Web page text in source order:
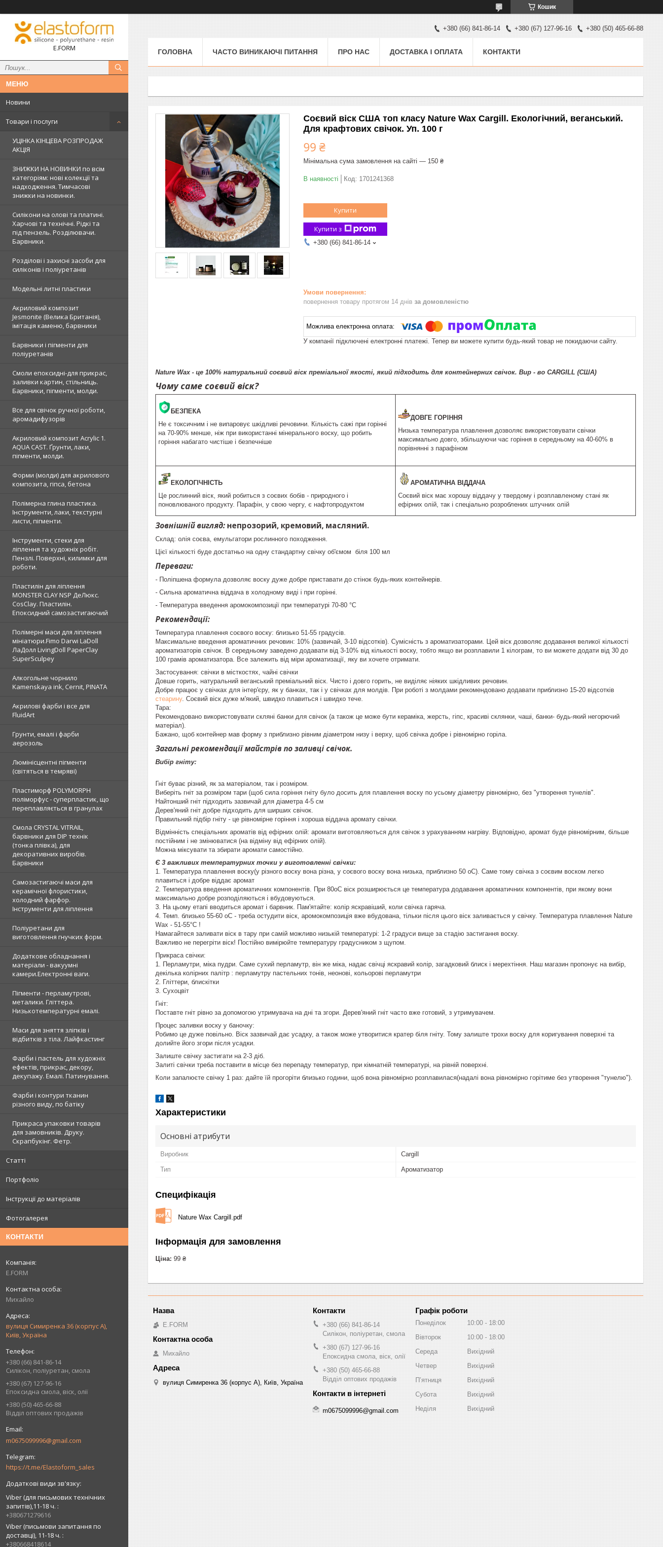
Кошик
E.FORM
Новини
Товари і послуги
УЦІНКА КІНЦЕВА РОЗПРОДАЖ
АКЦІЯ
ЗНИЖКИ НА НОВИНКИ по всім
категоріям: нові колекцїї та
надходження. Тимчасові
знижки на новинки.
Силікони на олові та платині.
Харчові та технічні. Рідкі та
під пензель. Розділювачи.
Барвники.
Розділові і захисні засоби для
силіконів і поліуретанів
Модельні литні пластики
Акриловий композит
Jesmonite (Велика Британія),
імітація каменю, барвники
Барвники і пігменти для
поліуретанів
Смоли епоксидні-для прикрас,
заливки картин, стільниць.
Барвники, пігменти, молди.
Все для свічок ручної роботи,
аромадифузорів
Акриловий композит Acrylic 1.
AQUA CAST. Ґрунти, лаки,
пігменти, молди.
Форми (молди) для акрилового
композита, гіпса, бетона
Полімерна глина пластика.
Інструменти, лаки, текстурні
листи, пігменти.
Інструменти, стеки для
ліплення та художніх робіт.
Пензлі. Поверхні, килимки для
роботи.
Пластилін для ліплення
MONSTER CLAY NSP ДеЛюкс.
CosClay. Пластилін.
Епоксидний самозастигаючий
Полімерні маси для ліплення
мініатюри.Fimo Darwi LaDoll
ЛаДолл LivingDoll PaperClay
SuperSculpey
Алкогольне чорнило
Kamenskaya ink, Cernit, PINATA
Акрилові фарби і все для
FluidArt
Грунти, емалі і фарби
аерозоль
Люмінісцентні пігменти
(світяться в темряві)
Пластиморф POLYMORPH
поліморфус - суперпластик, що
переплавляється в гранулах
Смола CRYSTAL VITRAIL,
барвники для DIP технік
(тонка плівка), для
декоративних виробів.
Барвники
Самозастигаючі маси для
керамічної флористики,
холодний фарфор.
Інструменти для ліплення
Поліуретани для
виготовлення гнучких форм.
Додаткове обладнання і
матеріали - вакуумні
камери.Електронні ваги.
Пігменти - перламутрові,
металики. Гліттера.
Низькотемпературні емалі.
Маси для зняття зліпків і
відбитків з тіла. Лайфкастинг
Фарби і пастель для художніх
ефектів, прикрас, декору,
декупажу. Емалі. Патинування.
Фарби і контури тканин
різного виду, по батіку
Прикраса упаковки товарів
для замовників. Друку.
Скрапбукінг. Фетр.
Статті
Портфоліо
Інструкції до матеріалів
Фотогалерея
КОНТАКТИ
E.FORM
Михайло
вулиця Симиренка 36 (корпус А),
Київ, Україна
+380 (66) 841-86-14
Силікон, поліуретан, смола
+380 (67) 127-96-16
Епоксидна смола, віск, олії
+380 (50) 465-66-88
Відділ оптових продажів
m0675099996@gmail.com
https://t.me/Elastoform_sales
Viber (для письмових технічних
запитів),11-18 ч.
+380671279616
Viber (письмови запитання по
доставці), 11-18 ч.
+380668418614
+380 (66) 841-86-14 +380 (67) 127-96-16 +380 (50) 465-66-88
ГОЛОВНА ЧАСТО ВИНИКАЮЧІ ПИТАННЯ ПРО НАС ДОСТАВКА І ОПЛАТА КОНТАКТИ
Соєвий віск США топ класу Nature Wax Cargill. Екологічний, веганський.
Для крафтових свічок. Уп. 100 г
99 ₴
Мінімальна сума замовлення на сайті — 150 ₴
В наявності Код: 1701241368
Купити
Купити з
+380 (66) 841-86-14
повернення товару протягом 14 днів за домовленістю
У компанії підключені електронні платежі. Тепер ви можете купити будь-який товар не покидаючи сайту.
Nature Wax - це 100% натуральний соєвий віск преміальної якості, який підходить для контейнерних свічок. Вир - во CARGILL (США)
Чому саме соєвий віск?
БЕЗПЕКА
Не є токсичним і не випаровує шкідливі речовини. Кількість сажі при горінні
на 70-90% менше, ніж при використанні мінерального воску, що робить
горіння набагато чистіше і безпечніше
ДОВГЕ ГОРІННЯ
Низька температура плавлення дозволяє використовувати свічки
максимально довго, збільшуючи час горіння в середньому на 40-60% в
порівнянні з парафіном
ЕКОЛОГІЧНІСТЬ
Це рослинний віск, який робиться з соєвих бобів - природного і
поновлюваного продукту. Парафін, у свою чергу, є нафтопродуктом
АРОМАТИЧНА ВІДДАЧА
Соєвий віск має хорошу віддачу у твердому і розплавленому стані як
ефірних олій, так і спеціально розроблених штучних олій
Зовнішній вигляд:непрозорий, кремовий, масляний.
Склад: олія соєва, емульгатори рослинного походження.
Цієї кількості буде достатньо на одну стандартну свічку об'ємом біля 100 мл
Переваги:
- Поліпшена формула дозволяє воску дуже добре приставати до стінок будь-яких контейнерів.
- Сильна ароматична віддача в холодному виді і при горінні.
- Температура введення аромокомпозиції при температурі 70-80 °C
Рекомендації:
Температура плавлення соєвого воску: близько 51-55 градусів.
Максимальне введення ароматичних речовин: 10% (зазвичай, 3-10 відсотків). Сумісність з ароматизаторами. Цей віск дозволяє додавання великої кількості
ароматизаторів свічок. В середньому заведено додавати від 3-10% від кількості воску, тобто якщо ви розплавили 1 кілограм, то ви можете додати від 30 до
100 грамів ароматизатора. Все залежить від міри ароматизації, яку ви хочете отримати.
Застосування: свічки в місткостях, чайні свічки
Довше горить, натуральний веганський преміальний віск. Чисто і довго горить, не виділяє ніяких шкідливих речовин.
Добре працює у свічках для інтер'єру, як у банках, так і у свічках для молдів. При роботі з молдами рекомендовано додавати приблизно 15-20 відсотків
стеарину. Соєвий віск дуже м'який, швидко плавиться і швидко тече.
Тара:
Рекомендовано використовувати скляні банки для свічок (а також це може бути кераміка, жерсть, гіпс, красиві склянки, чаші, банки- будь-який негорючий
матеріал).
Бажано, щоб контейнер мав форму з приблизно рівним діаметром низу і верху, щоб свічка добре і рівномірно горіла.
Загальні рекомендації майстрів по заливці свічок.
Вибір гніту:
Гніт буває різний, як за матеріалом, так і розміром.
Виберіть гніт за розміром тари (щоб сила горіння гніту було досить для плавлення воску по усьому діаметру рівномірно, без "утворення тунелів".
Найтонший гніт підходить зазвичай для діаметра 4-5 см
Дерев'яний гніт добре підходить для ширших свічок.
Правильний підбір гніту - це рівномірне горіння і хороша віддача аромату свічки.
Відмінність спеціальних ароматів від ефірних олій: аромати виготовляються для свічок з урахуванням нагріву. Відповідно, аромат буде рівномірним, більше
постійним і не змінюватися (на відміну від ефірних олій).
Можна міксувати та збирати аромати самостійно.
Є 3 важливих температурних точки у виготовленні свічки:
1. Температура плавлення воску(у різного воску вона різна, у соєвого воску вона низька, приблизно 50 оС). Саме тому свічка з соєвим воском легко
плавиться і добре віддає аромат
2. Температура введення ароматичних компонентів. При 80оС віск розширюється це температура додавання ароматичних компонентів, при якому вони
максимально добре розподіляються і вбудовуються.
3. На цьому етапі вводиться аромат і барвник. Пам'ятайте: колір яскравіший, коли свічка гаряча.
4. Темп. близько 55-60 оС - треба остудити віск, аромокомпозиція вже вбудована, тільки після цього віск заливається у свічку. Температура плавлення Nature
Wax - 51-55°C !
Намагайтеся заливати віск в тару при самій можливо низькій температурі: 1-2 градуси вище за стадію застигання воску.
Важливо не перегріти віск! Постійно вимірюйте температуру градусником з щупом.
Прикраса свічки:
1. Перламутри, міка пудри. Саме сухий перламутр, він же міка, надає свічці яскравий колір, загадковий блиск і мерехтіння. Наш магазин пропонує на вибір,
декілька колірних палітр : перламутру пастельних тонів, неонові, кольорові перламутри
2. Гліттери, блискітки
3. Сухоцвіт
Гніт:
Поставте гніт рівно за допомогою утримувача на дні та згори. Дерев'яний гніт часто вже готовий, з утримувачем.
Процес заливки воску у баночку:
Робимо це дуже повільно. Віск зазвичай дає усадку, а також може утворитися кратер біля гніту. Тому залиште трохи воску для коригування поверхні та
долийте його згори після усадки.
Залиште свічку застигати на 2-3 діб.
Залиті свічки треба поставити в місце без перепаду температур, при кімнатній температурі, на рівній поверхні.
Коли запалюєте свічку 1 раз: дайте їй прогоріти близько години, щоб вона рівномірно розплавилася(надалі вона рівномірно горітиме без утворення "тунелю").
Характеристики
Основні атрибути
Виробник Cargill
Тип Ароматизатор
Специфікація
Nature Wax Cargill.pdf
Інформація для замовлення
Ціна: 99 ₴
E.FORM
Михайло
вулиця Симиренка 36 (корпус А), Київ, Україна
+380 (66) 841-86-14
Силікон, поліуретан, смола
+380 (67) 127-96-16
Епоксидна смола, віск, олії
+380 (50) 465-66-88
Відділ оптових продажів
m0675099996@gmail.com
Графік роботи
Понеділок 10:00
18:00
Вівторок
10:00
18:00
Середа
Вихідний
Четвер
Вихідний
Пʼятниця
Вихідний
Субота
Вихідний
Неділя
Вихідний